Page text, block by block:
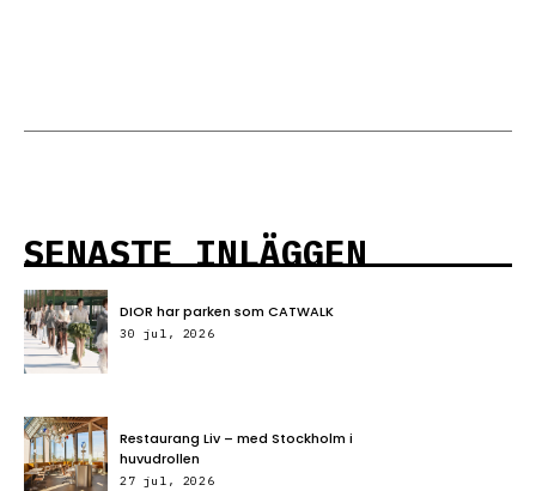
SENASTE INLÄGGEN
DIOR har parken som CATWALK
30 jul, 2026
Restaurang Liv – med Stockholm i
huvudrollen
27 jul, 2026